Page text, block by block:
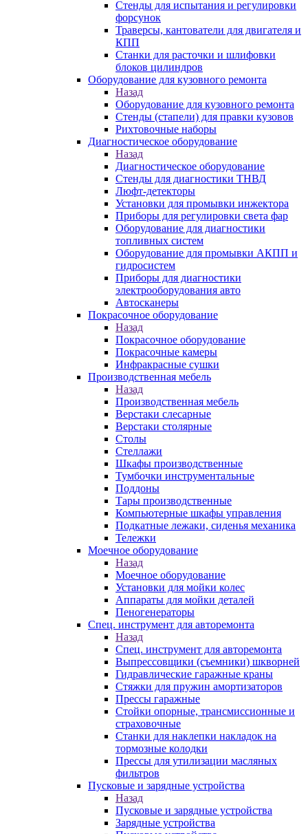
Стенды для испытания и регулировки
форсунок
Траверсы, кантователи для двигателя и
КПП
Станки для расточки и шлифовки
блоков цилиндров
Оборудование для кузовного ремонта
Назад
Оборудование для кузовного ремонта
Стенды (стапели) для правки кузовов
Рихтовочные наборы
Диагностическое оборудование
Назад
Диагностическое оборудование
Стенды для диагностики ТНВД
Люфт-детекторы
Установки для промывки инжектора
Приборы для регулировки света фар
Оборудование для диагностики
топливных систем
Оборудование для промывки АКПП и
гидросистем
Приборы для диагностики
электрооборудования авто
Автосканеры
Покрасочное оборудование
Назад
Покрасочное оборудование
Покрасочные камеры
Инфракрасные сушки
Производственная мебель
Назад
Производственная мебель
Верстаки слесарные
Верстаки столярные
Столы
Стеллажи
Шкафы производственные
Тумбочки инструментальные
Поддоны
Тары производственные
Компьютерные шкафы управления
Подкатные лежаки, сиденья механика
Тележки
Моечное оборудование
Назад
Моечное оборудование
Установки для мойки колес
Аппараты для мойки деталей
Пеногенераторы
Спец. инструмент для авторемонта
Назад
Спец. инструмент для авторемонта
Выпрессовщики (съемники) шкворней
Гидравлические гаражные краны
Стяжки для пружин амортизаторов
Прессы гаражные
Стойки опорные, трансмиссионные и
страховочные
Станки для наклепки накладок на
тормозные колодки
Прессы для утилизации масляных
фильтров
Пусковые и зарядные устройства
Назад
Пусковые и зарядные устройства
Зарядные устройства